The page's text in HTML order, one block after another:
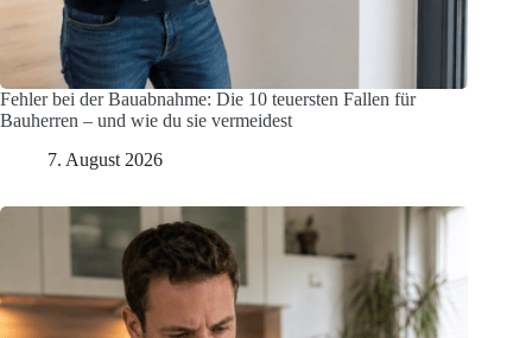
Fehler bei der Bauabnahme: Die 10 teuersten Fallen für
Bauherren – und wie du sie vermeidest
7. August 2026